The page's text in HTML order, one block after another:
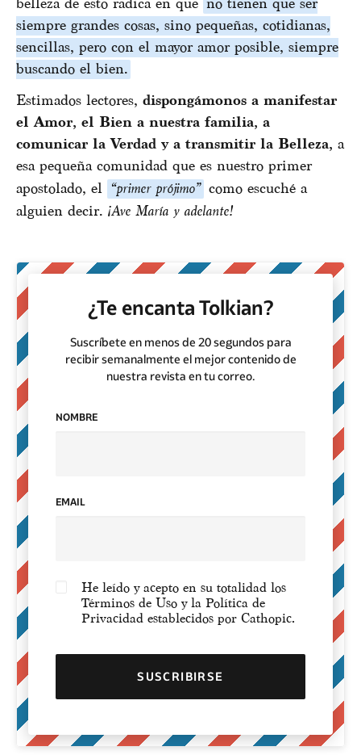
belleza de esto radica en que no tienen que ser
siempre grandes cosas, sino pequeñas, cotidianas,
sencillas, pero con el mayor amor posible, siempre
buscando el bien.
Estimados lectores, dispongámonos a manifestar
el Amor, el Bien a nuestra familia, a
comunicar la Verdad y a transmitir la Belleza, a
esa pequeña comunidad que es nuestro primer
apostolado, el “primer prójimo” como escuché a
alguien decir. ¡Ave María y adelante!
¿Te encanta Tolkian?
Suscríbete en menos de 20 segundos para
recibir semanalmente el mejor contenido de
nuestra revista en tu correo.
NOMBRE
EMAIL
He leído y acepto en su totalidad los
Términos de Uso y la Política de
Privacidad establecidos por Cathopic.